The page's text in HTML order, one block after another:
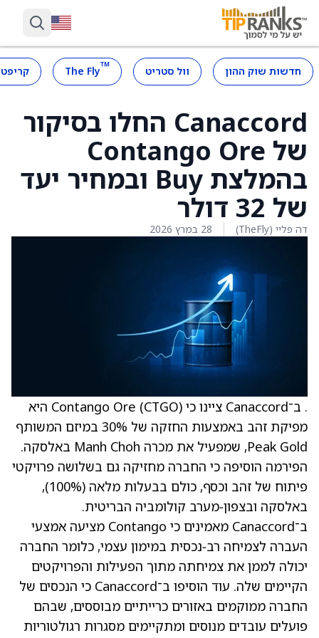
חדשות שוק ההון וול סטריט ™
The Fly
Canaccord החלו בסיקור
של Contango Ore
בהמלצת Buy ובמחיר יעד
של 32 דולר
דה פליי (TheFly) 28 במרץ 2026
. ב־Canaccord ציינו כי Contango Ore (CTGO) היא
מפיקת זהב באמצעות החזקה של 30% במיזם המשותף
Peak Gold, שמפעיל את מכרה Manh Choh באלסקה.
הפירמה הוסיפה כי החברה מחזיקה גם בשלושה פרויקטי
פיתוח של זהב וכסף, כולם בבעלות מלאה (100%),
באלסקה ובצפון‑מערב קולומביה הבריטית.
ב־Canaccord מאמינים כי Contango מציעה אמצעי
העברה לצמיחה רב‑נכסית במימון עצמי, כלומר החברה
יכולה לממן את צמיחתה מתוך הפעילות והפרויקטים
הקיימים שלה. עוד הוסיפו ב־Canaccord כי הנכסים של
החברה ממוקמים באזורים כרייתיים מבוססים, שבהם
פועלים עובדים מנוסים ומתקיימים מסגרות רגולטוריות